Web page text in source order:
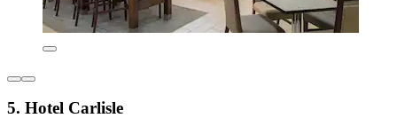
5. Hotel Carlisle